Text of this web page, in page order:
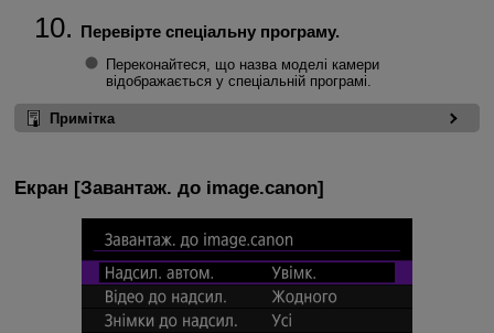
Перевірте спеціальну програму.
Переконайтеся, що назва моделі камери
відображається у спеціальній програмі.
Примітка
Екран [Завантаж. до image.canon]